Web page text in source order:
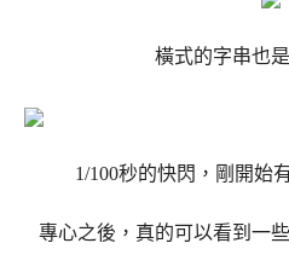
橫式的字串也
1/100秒的快閃，剛開始
專心之後，真的可以看到一